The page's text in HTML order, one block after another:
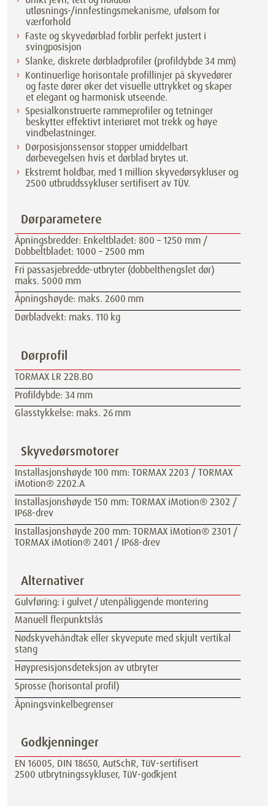
utløsnings-/innfestingsmekanisme, ufølsom for
værforhold
Faste og skyvedørblad forblir perfekt justert i
svingposisjon
Slanke, diskrete dørbladprofiler (profildybde 34 mm)
Kontinuerlige horisontale profillinjer på skyvedører
og faste dører øker det visuelle uttrykket og skaper
et elegant og harmonisk utseende.
Spesialkonstruerte rammeprofiler og tetninger
beskytter effektivt interiøret mot trekk og høye
vindbelastninger.
Dørposisjonssensor stopper umiddelbart
dørbevegelsen hvis et dørblad brytes ut.
Ekstremt holdbar, med 1 million skyvedørsykluser og
2500 utbruddssykluser sertifisert av TÜV.
Dørparametere
Åpningsbredder: Enkeltbladet: 800 – 1250 mm /
Dobbeltbladet: 1000 – 2500 mm
Fri passasjebredde-utbryter (dobbelthengslet dør)
maks. 5000 mm
Åpningshøyde: maks. 2600 mm
Dørbladvekt: maks. 110 kg
Dørprofil
TORMAX LR 22B.BO
Profildybde: 34 mm
Glasstykkelse: maks. 26 mm
Skyvedørsmotorer
Installasjonshøyde 100 mm: TORMAX 2203 / TORMAX
iMotion® 2202.A
Installasjonshøyde 150 mm: TORMAX iMotion® 2302 /
IP68-drev
Installasjonshøyde 200 mm: TORMAX iMotion® 2301 /
TORMAX iMotion® 2401 / IP68-drev
Alternativer
Gulvføring: i gulvet / utenpåliggende montering
Manuell flerpunktslås
Nødskyvehåndtak eller skyvepute med skjult vertikal
stang
Høypresisjonsdeteksjon av utbryter
Sprosse (horisontal profil)
Åpningsvinkelbegrenser
Godkjenninger
EN 16005, DIN 18650, AutSchR, TüV-sertifisert
2500 utbrytningssykluser, TüV-godkjent